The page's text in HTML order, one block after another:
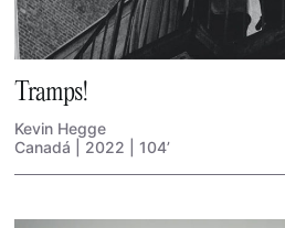
Tramps!
Kevin Hegge
Canadá | 2022 | 104’